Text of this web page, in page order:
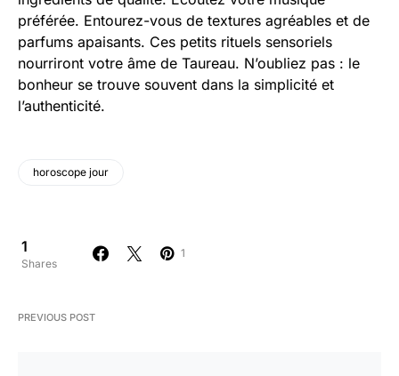
préférée. Entourez-vous de textures agréables et de
parfums apaisants. Ces petits rituels sensoriels
nourriront votre âme de Taureau. N’oubliez pas : le
bonheur se trouve souvent dans la simplicité et
l’authenticité.
horoscope jour
1
Shares
1
PREVIOUS POST